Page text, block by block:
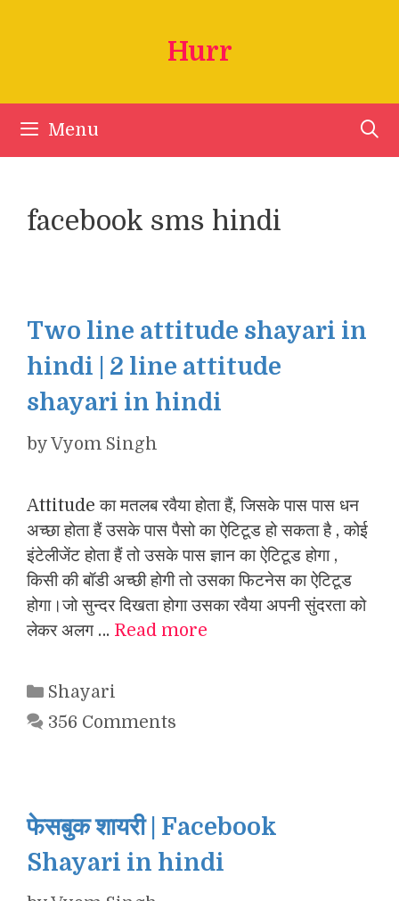
Hurr
Menu
facebook sms hindi
Two line attitude shayari in
hindi | 2 line attitude
shayari in hindi
byVyom Singh
Attitude का मतलब रवैया होता हैं, जिसके पास पास धन
अच्छा होता हैं उसके पास पैसो का ऐटिटूड हो सकता है , कोई
इंटेलीजेंट होता हैं तो उसके पास ज्ञान का ऐटिटूड होगा ,
किसी की बॉडी अच्छी होगी तो उसका फिटनेस का ऐटिटूड
होगा।जो सुन्दर दिखता होगा उसका रवैया अपनी सुंदरता को
लेकर अलग … Read more
Categories
Shayari
356 Comments
फेसबुक शायरी | Facebook
Shayari in hindi